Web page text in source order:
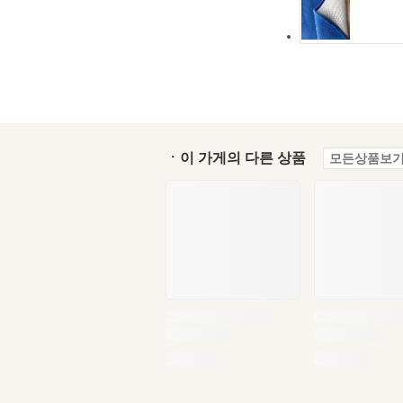
ㆍ이 가게의 다른 상품 모든상품보